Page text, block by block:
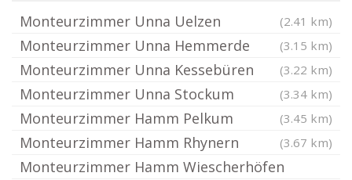
Monteurzimmer Unna Uelzen (2.41 km)
Monteurzimmer Unna Hemmerde (3.15 km)
Monteurzimmer Unna Kessebüren (3.22 km)
Monteurzimmer Unna Stockum (3.34 km)
Monteurzimmer Hamm Pelkum (3.45 km)
Monteurzimmer Hamm Rhynern (3.67 km)
Monteurzimmer Hamm Wiescherhöfen